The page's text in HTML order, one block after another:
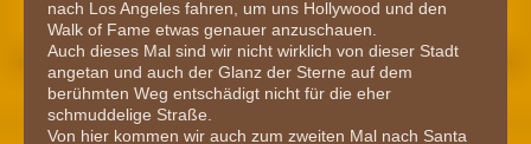
nach Los Angeles fahren, um uns Hollywood und den
Walk of Fame etwas genauer anzuschauen.
Auch dieses Mal sind wir nicht wirklich von dieser Stadt
angetan und auch der Glanz der Sterne auf dem
berühmten Weg entschädigt nicht für die eher
schmuddelige Straße.
Von hier kommen wir auch zum zweiten Mal nach Santa